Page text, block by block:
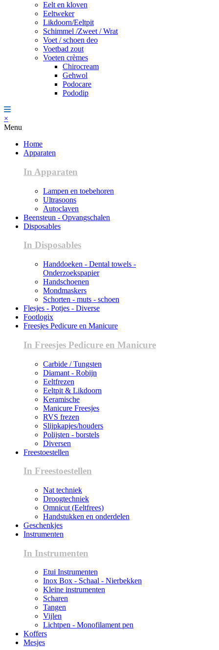
Eelt en kloven
Eeltweker
Likdoorn/Eeltpit
Schimmel /Zweet / Wrat
Voet / schoen deo
Voetbad zout
Voeten crèmes
Chirocream
Gehwol
Podocare
Pododip
×
Menu
Home
Apparaten
In Apparaten
Lampen en toebehoren
Ultrasoons
Autoclaven
Beensteun - Opvangschalen
Disposables
In Disposables
Handdoeken - Dental towels -
Onderzoekspapier
Handschoenen
Mondmaskers
Schorten - muts - schoen
Flesjes - Potjes - Diverse
Footlogix
Freesjes Pedicure en Manicure
In Freesjes Pedicure en Manicure
Carbide / Tungsten
Diamant - Robijn
Eeltfrezen
Eeltpit & Likdoorn
Keramische
Manicure Freesjes
RVS frezen
Slijpkapjes/houders
Polijsten - borstels
Diversen
Freestoestellen
In Freestoestellen
Nat techniek
Droogtechniek
Omnicut (Eeltfrees)
Handstukken en onderdelen
Geschenkjes
Instrumenten
In Instrumenten
Etui Instrumenten
Inox Box - Schaal - Nierbekken
Kleine instrumenten
Scharen
Tangen
Vijlen
Lichtpen - Monofilament pen
Koffers
Mesjes